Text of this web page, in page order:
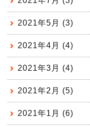
2021年5月 (3)
2021年4月 (4)
2021年3月 (4)
2021年2月 (5)
2021年1月 (6)